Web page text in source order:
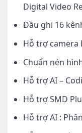
Digital Video
Đầu ghi 16
Hỗ trợ camera
Chuẩn nén
Hỗ trợ AI –
Hỗ trợ SMD
Hỗ trợ AI :